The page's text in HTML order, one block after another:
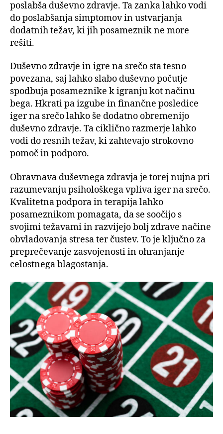
poslabša duševno zdravje. Ta zanka lahko vodi
do poslabšanja simptomov in ustvarjanja
dodatnih težav, ki jih posameznik ne more
rešiti.
Duševno zdravje in igre na srečo sta tesno
povezana, saj lahko slabo duševno počutje
spodbuja posameznike k igranju kot načinu
bega. Hkrati pa izgube in finančne posledice
iger na srečo lahko še dodatno obremenijo
duševno zdravje. Ta ciklično razmerje lahko
vodi do resnih težav, ki zahtevajo strokovno
pomoč in podporo.
Obravnava duševnega zdravja je torej nujna pri
razumevanju psihološkega vpliva iger na srečo.
Kvalitetna podpora in terapija lahko
posameznikom pomagata, da se soočijo s
svojimi težavami in razvijejo bolj zdrave načine
obvladovanja stresa ter čustev. To je ključno za
preprečevanje zasvojenosti in ohranjanje
celostnega blagostanja.